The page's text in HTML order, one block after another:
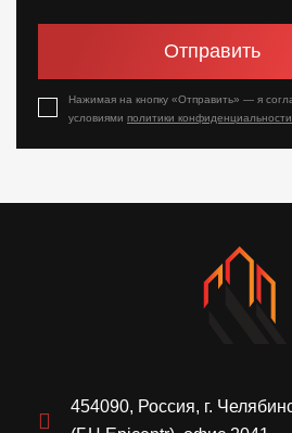
Отправить
Нажимая на кнопку «Отправить» — я
условиями политики конфиденциальности.
454090, Россия, г.